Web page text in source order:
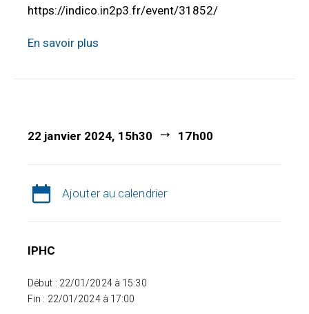
https://indico.in2p3.fr/event/31852/
En savoir plus
22 janvier 2024, 15h30 17h00
Ajouter au calendrier
IPHC
Début : 22/01/2024 à 15:30
Fin : 22/01/2024 à 17:00